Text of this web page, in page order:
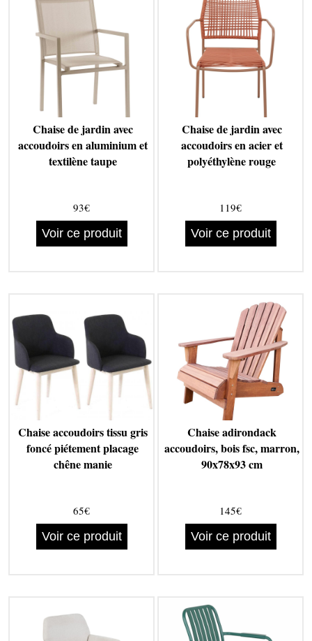
Chaise de jardin avec
accoudoirs en aluminium et
textilène taupe
93€
Voir ce produit
Chaise de jardin avec
accoudoirs en acier et
polyéthylène rouge
119€
Voir ce produit
Chaise accoudoirs tissu gris
foncé piétement placage
chêne manie
65€
Voir ce produit
Chaise adirondack
accoudoirs, bois fsc, marron,
90x78x93 cm
145€
Voir ce produit